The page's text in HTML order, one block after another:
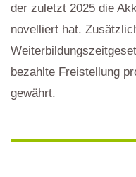
der zuletzt 2025 die
novelliert hat.
bezahlte Freistellung
gewährt.